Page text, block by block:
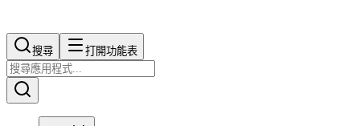
搜尋​​​​ 打開功能表